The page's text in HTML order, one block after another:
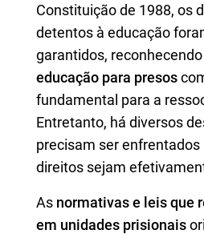
Constituição de 1988, os
detentos à educação
garantidos,
educação para presos
fundamental para a
Entretanto, há diversos
precisam ser enfrentados
direitos sejam
As normativas e leis que
em unidades prisionais